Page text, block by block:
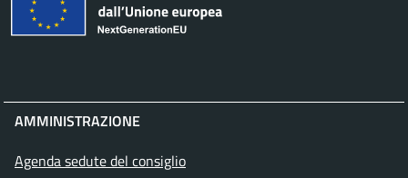
AMMINISTRAZIONE
Agenda sedute del consiglio